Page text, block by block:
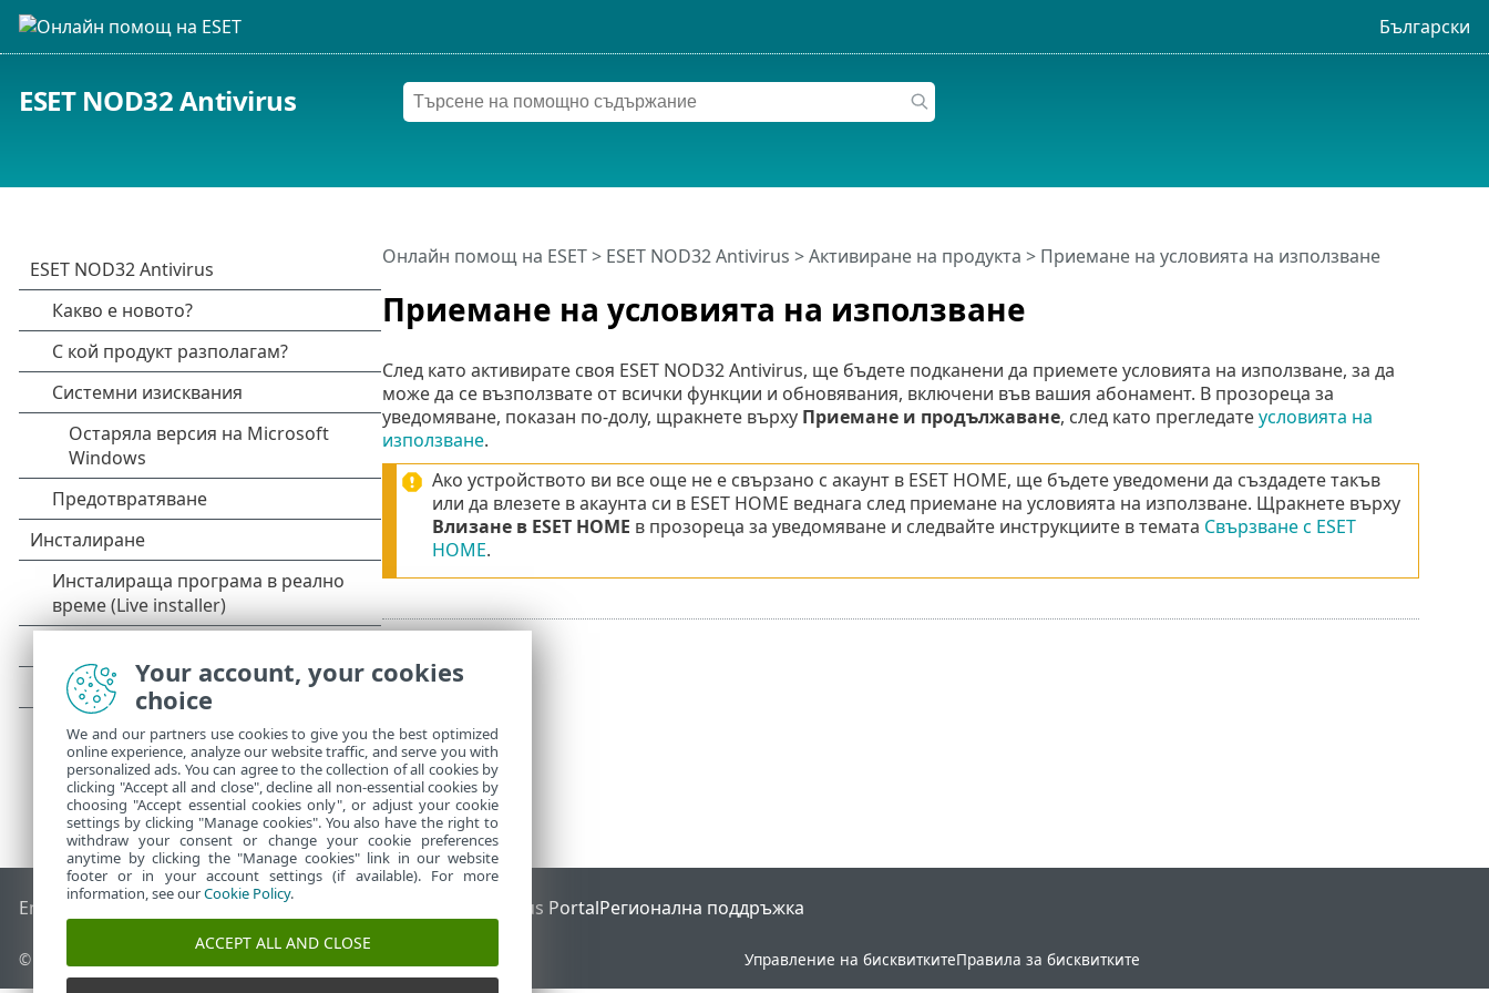
Български
ESET NOD32 Antivirus
Приемане на условията на използване
Онлайн помощ на ESET> ESET NOD32 Antivirus >Активиране на продукта > Приемане на условията на използване
След като активирате своя ESET NOD32 Antivirus, ще бъдете подканени да приемете условията на използване, за да
може да се възползвате от всички функции и обновявания, включени във вашия абонамент. В прозореца за
уведомяване, показан по-долу, щракнете върху Приемане и продължаване, след като прегледатеусловията на
използване.
Ако устройството ви все още не е свързано с акаунт в ESET HOME, ще бъдете уведомени да създадете такъв
или да влезете в акаунта си в ESET HOME веднага след приемане на условията на използване. Щракнете върху
Влизане в ESET HOME в прозореца за уведомяване и следвайте инструкциите в темата Свързване с ESET
HOME.
End of Life База със знания на ESET ESET Status PortalРегионална поддръжка
© 1992 - 2025 ESET, spol. s r.o. – всички права запазени. Управление на бисквиткитеПравила за бисквитките
Your account, your cookies
choice
We and our partners use cookies to give you the best optimized
online experience, analyze our website traffic, and serve you with
personalized ads. You can agree to the collection of all cookies by
clicking "Accept all and close", decline all non-essential cookies by
choosing "Accept essential cookies only", or adjust your cookie
settings by clicking "Manage cookies". You also have the right to
withdraw your consent or change your cookie preferences
anytime by clicking the "Manage cookies" link in our website
footer or in your account settings (if available). For more
information, see ourCookie Policy.
ACCEPT ALL AND CLOSE